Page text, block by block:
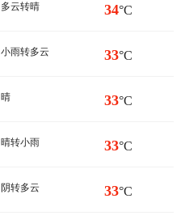
多云转晴 34°C
小雨转多云 33°C
晴 33°C
晴转小雨 33°C
阴转多云 33°C